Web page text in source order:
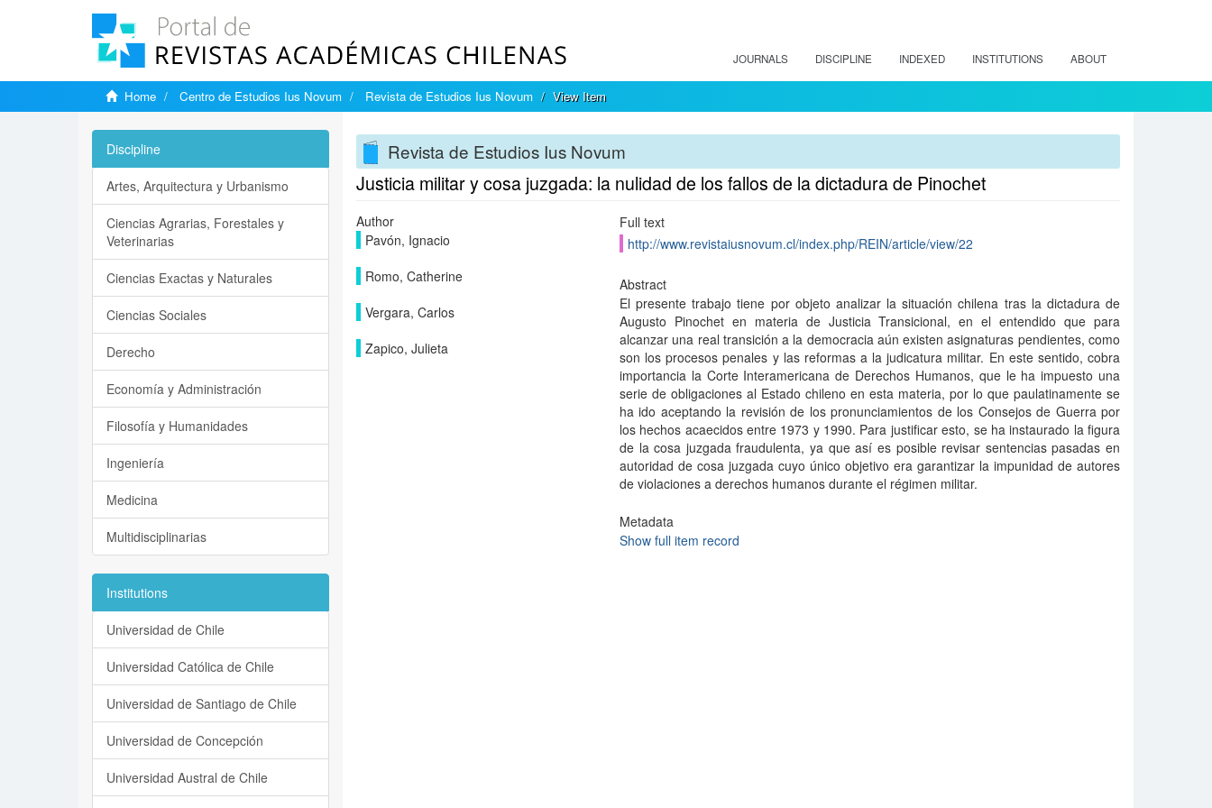
JOURNALS DISCIPLINE INDEXED INSTITUTIONS ABOUT
Home Centro de Estudios Ius Novum Revista de Estudios Ius Novum View Item
Revista de Estudios Ius Novum
Justicia militar y cosa juzgada: la nulidad de los fallos de la dictadura de Pinochet
Author
Pavón, Ignacio
Romo, Catherine
Vergara, Carlos
Zapico, Julieta
Full text
http://www.revistaiusnovum.cl/index.php/REIN/article/view/22
Abstract
El presente trabajo tiene por objeto analizar la situación chilena tras la dictadura de
Augusto Pinochet en materia de Justicia Transicional, en el entendido que para
alcanzar una real transición a la democracia aún existen asignaturas pendientes, como
son los procesos penales y las reformas a la judicatura militar. En este sentido, cobra
importancia la Corte Interamericana de Derechos Humanos, que le ha impuesto una
serie de obligaciones al Estado chileno en esta materia, por lo que paulatinamente se
ha ido aceptando la revisión de los pronunciamientos de los Consejos de Guerra por
los hechos acaecidos entre 1973 y 1990. Para justificar esto, se ha instaurado la figura
de la cosa juzgada fraudulenta, ya que así es posible revisar sentencias pasadas en
autoridad de cosa juzgada cuyo único objetivo era garantizar la impunidad de autores
de violaciones a derechos humanos durante el régimen militar.
Metadata
Show full item record
Discipline
Artes, Arquitectura y Urbanismo
Ciencias Agrarias, Forestales y
Veterinarias
Ciencias Exactas y Naturales
Ciencias Sociales
Derecho
Economía y Administración
Filosofía y Humanidades
Ingeniería
Medicina
Multidisciplinarias
Institutions
Universidad de Chile
Universidad Católica de Chile
Universidad de Santiago de Chile
Universidad de Concepción
Universidad Austral de Chile